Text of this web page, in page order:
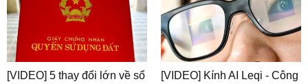
[VIDEO] 5 thay đổi lớn về sổ
[VIDEO] Kính AI Leqi - Công